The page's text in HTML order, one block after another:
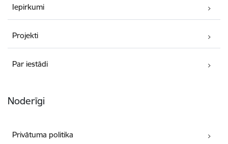
Iepirkumi
Projekti
Par iestādi
Noderīgi
Privātuma politika